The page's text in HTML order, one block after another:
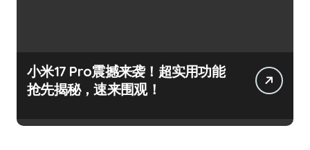
小米17 Pro震撼来袭！超实用功能
抢先揭秘，速来围观！